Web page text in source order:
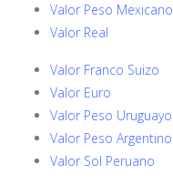
Valor Peso Mexicano
Valor Real
Valor Franco Suizo
Valor Euro
Valor Peso Uruguayo
Valor Peso Argentino
Valor Sol Peruano